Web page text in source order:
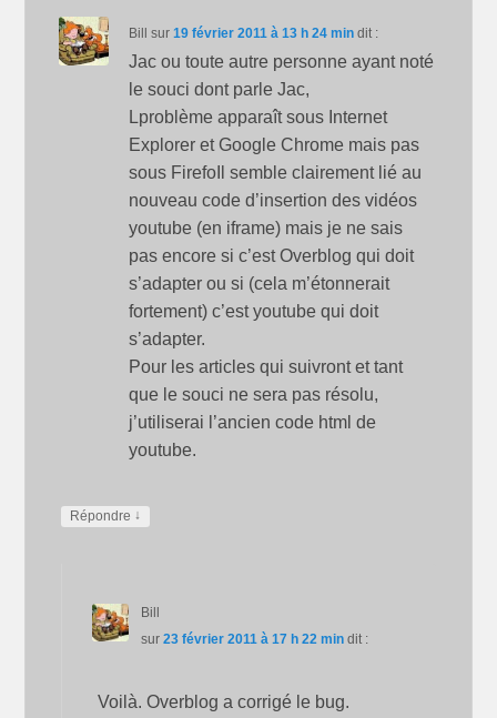
Bill sur19 février 2011 à 13 h 24 min dit :
Jac ou toute autre personne ayant noté
le souci dont parle Jac,
Lproblème apparaît sous Internet
Explorer et Google Chrome mais pas
sous FirefoIl semble clairement lié au
nouveau code d’insertion des vidéos
youtube (en iframe) mais je ne sais
pas encore si c’est Overblog qui doit
s’adapter ou si (cela m’étonnerait
fortement) c’est youtube qui doit
s’adapter.
Pour les articles qui suivront et tant
que le souci ne sera pas résolu,
j’utiliserai l’ancien code html de
youtube.
Répondre ↓
Bill
sur 23 février 2011 à 17 h 22 min dit :
Voilà. Overblog a corrigé le bug.